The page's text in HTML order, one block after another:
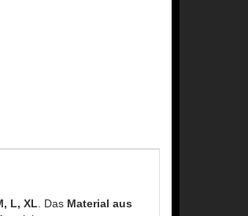
L, XL . Das Material aus